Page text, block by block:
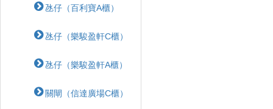
氹仔（百利寶A櫃）
氹仔（樂駿盈軒C櫃）
氹仔（樂駿盈軒A櫃）
關閘（信達廣場C櫃）